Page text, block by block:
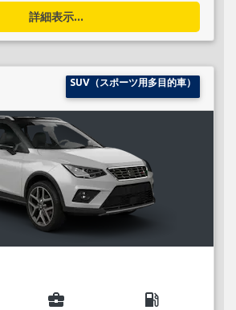
詳細表示...
SUV（スポーツ用多目的車）
business_center local_gas_station